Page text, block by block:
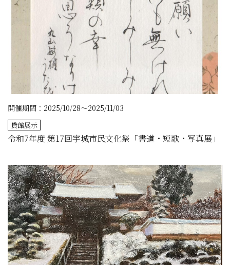
令和7年度 第17回宇城市民文化祭「書道・短歌・写真展」
開催期間：2025/10/28～2025/11/03
貸館展示